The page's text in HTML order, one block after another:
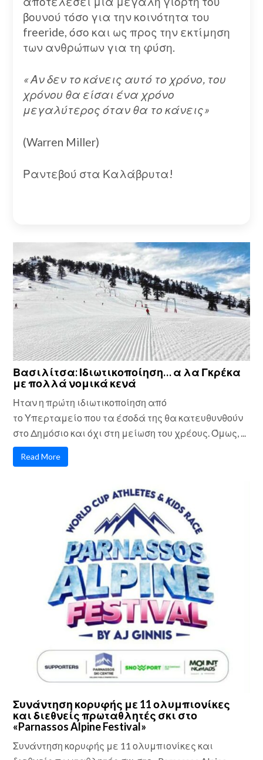
βουνού τόσο για την κοινότητα του
freeride, όσο και ως προς την εκτίμηση
των ανθρώπων για τη φύση.
« Αν δεν το κάνεις αυτό το χρόνο, του
χρόνου θα είσαι ένα χρόνο
μεγαλύτερος όταν θα το κάνεις»
(Warren Miller)
Ραντεβού στα Καλάβρυτα!
Βασιλίτσα: Ιδιωτικοποίηση… α λα Γκρέκα
με πολλά νομικά κενά
Ηταν η πρώτη ιδιωτικοποίηση από
το Υπερταμείο που τα έσοδά της θα κατευθυνθούν
στο Δημόσιο και όχι στη μείωση του χρέους. Όμως, ...
Read More
Συνάντηση κορυφής με 11 ολυμπιονίκες
και διεθνείς πρωταθλητές σκι στο
«Parnassos Alpine Festival»
Συνάντηση κορυφής με 11 ολυμπιονίκες και